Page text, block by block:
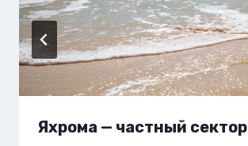
Яхрома — частный сектор